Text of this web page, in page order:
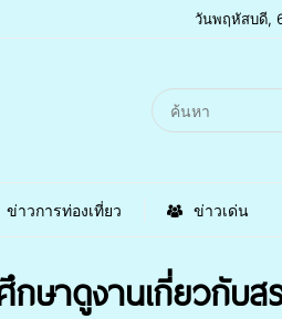
วันพฤหัสบดี,
ข่าวการท่องเที่ยว ข่าวเด่น
ศึกษาดูงานเกี่ยวกับ